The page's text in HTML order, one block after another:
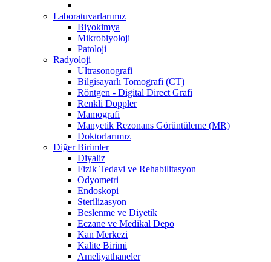
Laboratuvarlarımız
Biyokimya
Mikrobiyoloji
Patoloji
Radyoloji
Ultrasonografi
Bilgisayarlı Tomografi (CT)
Röntgen - Digital Direct Grafi
Renkli Doppler
Mamografi
Manyetik Rezonans Görüntüleme (MR)
Doktorlarımız
Diğer Birimler
Diyaliz
Fizik Tedavi ve Rehabilitasyon
Odyometri
Endoskopi
Sterilizasyon
Beslenme ve Diyetik
Eczane ve Medikal Depo
Kan Merkezi
Kalite Birimi
Ameliyathaneler